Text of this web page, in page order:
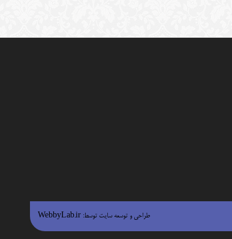
طراحی و توسعه سایت توسط: WebbyLab.ir